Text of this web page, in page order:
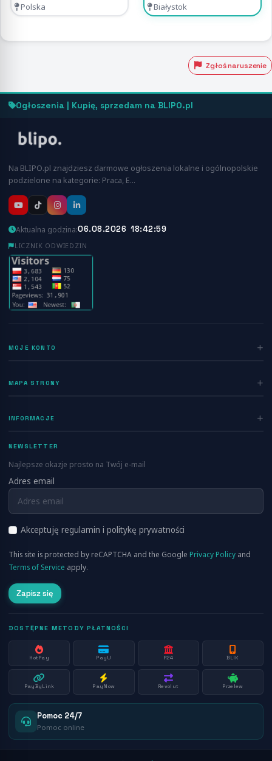
Polska
Białystok
Zgłoś naruszenie
Ogłoszenia | Kupię, sprzedam na BLIPO.pl
Na BLIPO.pl znajdziesz darmowe ogłoszenia lokalne i ogólnopolskie
podzielone na kategorie: Praca, E…
Aktualna godzina:06.08.2026 18:42:59
LICZNIK ODWIEDZIN
MOJE KONTO
Rejestracja
MAPA STRONY
Ogłoszenia
Dodaj ogłoszenie
Blog
Info
RSS
INFORMACJE
Regulamin
Kontakt
FAQ
Aplikacja Mobilna
NEWSLETTER
Najlepsze okazje prosto na Twój e-mail
Adres email
Akceptuję regulamin i politykę prywatności
This site is protected by reCAPTCHA and the Google Privacy Policy and
Terms of Service apply.
Zapisz się
DOSTĘPNE METODY PŁATNOŚCI
HotPay PayU P24 BLIK
PayByLink PayNow Revolut Przelew
Pomoc 24/7
Pomoc online